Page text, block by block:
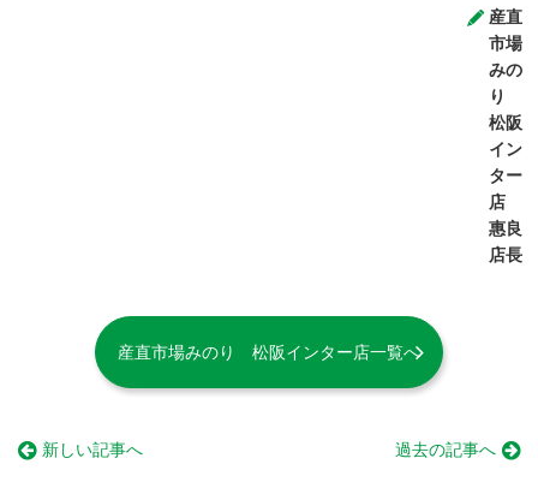
産直
市場
みの
り
松阪
イン
ター
店
惠良
店長
産直市場みのり 松阪インター店一覧へ
新しい記事へ 過去の記事へ